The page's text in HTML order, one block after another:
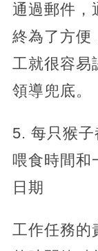
通過郵件，
終為了方便
工就很容易
領導兜底。
5. 每只猴
喂食時間和
日期
工作任務的